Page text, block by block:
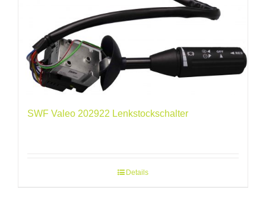
SWF Valeo 202922 Lenkstockschalter
Details